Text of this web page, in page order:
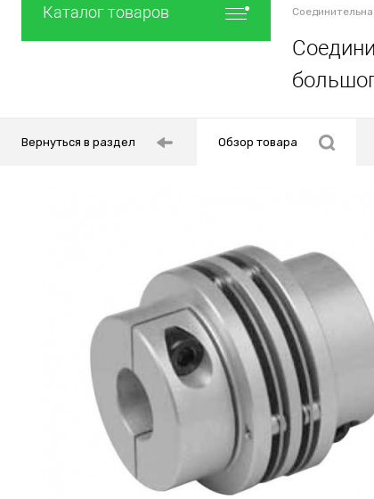
Каталог товаров
Вернуться в раздел Обзор товара